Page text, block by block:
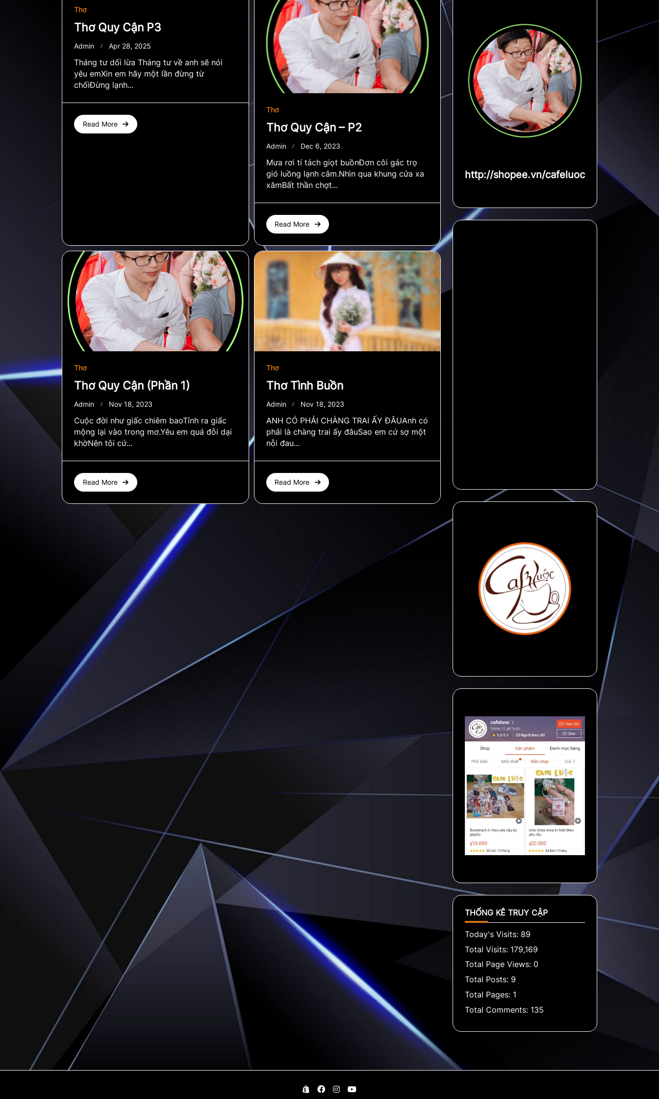
Thơ
Thơ Quy Cận P3
Admin Apr 28, 2025
Tháng tư dối lừa Tháng tư về anh sẽ nói
yêu emXin em hãy một lần đừng từ
chốiĐừng lạnh...
Read More
Thơ
Thơ Quy Cận – P2
Admin Dec 6, 2023
Mưa rơi tí tách giọt buồnĐơn côi gác trọ
gió luồng lạnh câm.Nhìn qua khung cửa xa
xămBất thần chợt...
Read More
Thơ
Thơ Quy Cận (Phần 1)
Admin Nov 18, 2023
Cuộc đời như giấc chiêm baoTỉnh ra giấc
mộng lại vào trong mơ.Yêu em quá đỗi dại
khờNên tôi cứ...
Read More
Thơ
Thơ Tình Buồn
Admin Nov 18, 2023
ANH CÓ PHẢI CHÀNG TRAI ẤY ĐÂUAnh có
phải là chàng trai ấy đâuSao em cứ sợ một
nỗi đau...
Read More
http://shopee.vn/cafeluoc
THỐNG KÊ TRUY CẬP
Today's Visits: 89
Total Visits: 179,169
Total Page Views: 0
Total Posts: 9
Total Pages: 1
Total Comments: 135